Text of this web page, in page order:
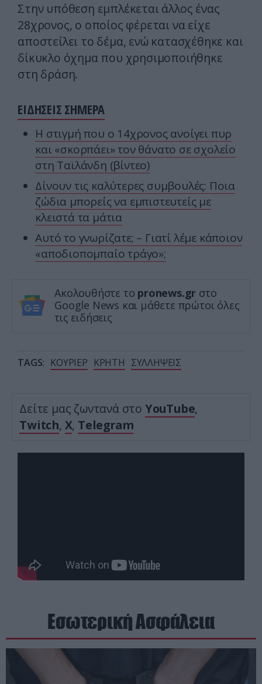
Στην υπόθεση εμπλέκεται άλλος ένας
28χρονος, ο οποίος φέρεται να είχε
αποστείλει το δέμα, ενώ κατασχέθηκε και
δίκυκλο όχημα που χρησιμοποιήθηκε
στη δράση.
ΕΙΔΗΣΕΙΣ ΣΗΜΕΡΑ
Η στιγμή που ο 14χρονος ανοίγει πυρ
και «σκορπάει» τον θάνατο σε σχολείο
στη Ταϊλάνδη (βίντεο)
Δίνουν τις καλύτερες συμβουλές: Ποια
ζώδια μπορείς να εμπιστευτείς με
κλειστά τα μάτια
Αυτό το γνωρίζατε; – Γιατί λέμε κάποιον
«αποδιοπομπαίο τράγο»;
Ακολουθήστε το pronews.gr στο
Google News και μάθετε πρώτοι όλες
τις ειδήσεις
TAGS: ΚΟΥΡΙΕΡ ΚΡΗΤΗ ΣΥΛΛΗΨΕΙΣ
Δείτε μας ζωντανά στο YouTube,
Twitch, X, Telegram
Εσωτερική Ασφάλεια